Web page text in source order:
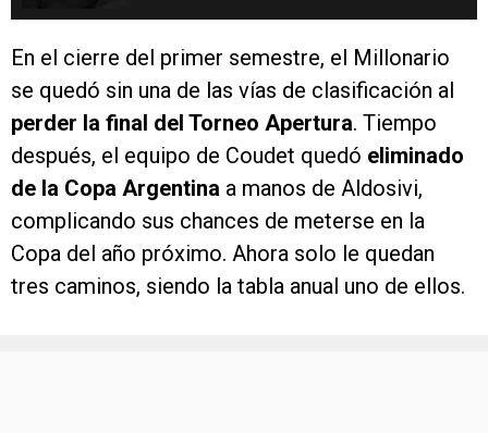
En el cierre del primer semestre, el Millonario
se quedó sin una de las vías de clasificación al
perder la final del Torneo Apertura. Tiempo
después, el equipo de Coudet quedó eliminado
de la Copa Argentina a manos de Aldosivi,
complicando sus chances de meterse en la
Copa del año próximo. Ahora solo le quedan
tres caminos, siendo la tabla anual uno de ellos.